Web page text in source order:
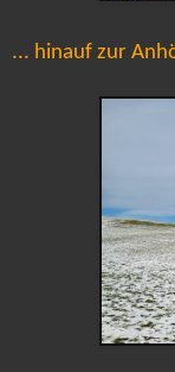
... hinauf zur